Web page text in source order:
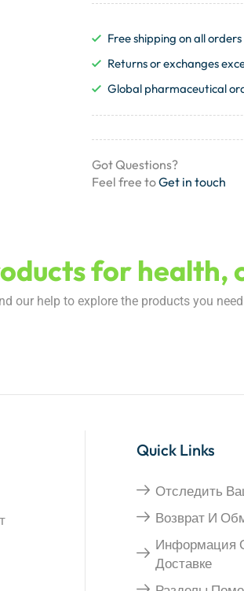
Free shipping on all
Returns or exchanges
Global pharmaceutical
Got Questions?
Feel free toGet in touch
for health,
our help to explore the products you need
Quick Links
Отследить
Возврат И
Информация
Доставке